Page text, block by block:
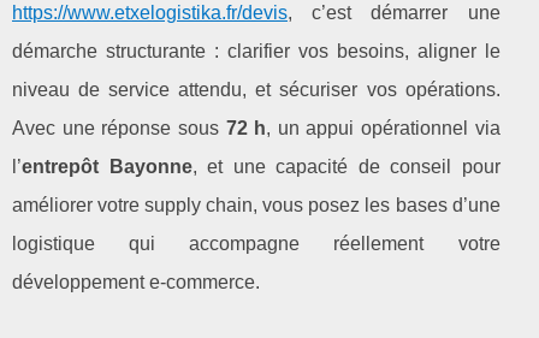
https://www.etxelogistika.fr/devis, c’est démarrer une
démarche structurante : clarifier vos besoins, aligner le
niveau de service attendu, et sécuriser vos opérations.
Avec une réponse sous 72 h, un appui opérationnel via
l’entrepôt Bayonne, et une capacité de conseil pour
améliorer votre supply chain, vous posez les bases d’une
logistique qui accompagne réellement votre
développement e‑commerce.